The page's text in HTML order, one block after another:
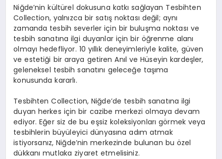
Niğde’nin kültürel dokusuna katkı sağlayan Tesbihten
Collection, yalnızca bir satış noktası değil; aynı
zamanda tesbih severler için bir buluşma noktası ve
tesbih sanatına ilgi duyanlar için bir öğrenme alanı
olmayı hedefliyor. 10 yıllık deneyimleriyle kalite, güven
ve estetiği bir araya getiren Anıl ve Hüseyin kardeşler,
geleneksel tesbih sanatını geleceğe taşıma
konusunda kararlı.
Tesbihten Collection, Niğde’de tesbih sanatına ilgi
duyan herkes için bir cazibe merkezi olmaya devam
ediyor. Eğer siz de bu eşsiz koleksiyonları görmek veya
tesbihlerin büyüleyici dünyasına adım atmak
istiyorsanız, Niğde’nin merkezinde bulunan bu özel
dükkanı mutlaka ziyaret etmelisiniz.